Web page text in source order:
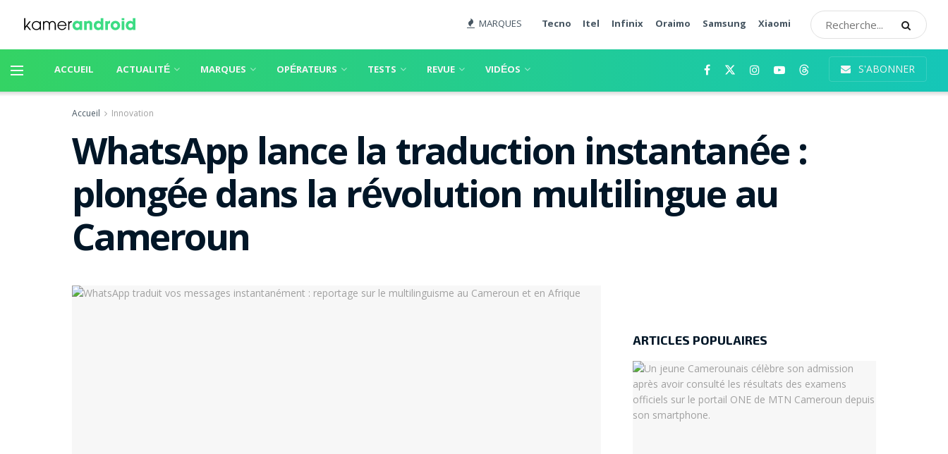
MARQUES Tecno Itel Infinix Oraimo Samsung Xiaomi
ACCUEIL ACTUALITÉ MARQUES OPÉRATEURS TESTS REVUE VIDÉOS S'ABONNER
Accueil Innovation
WhatsApp lance la traduction instantanée :
plongée dans la révolution multilingue au
Cameroun
ARTICLES POPULAIRES